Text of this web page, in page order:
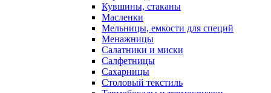
Кувшины, стаканы
Масленки
Мельницы, емкости для специй
Менажницы
Салатники и миски
Салфетницы
Сахарницы
Столовый текстиль